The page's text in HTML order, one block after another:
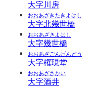
大字川房
おおあざきたきよはし
大字北幾世橋
おおあざきよはし
大字幾世橋
おおあざごんげんどう
大字権現堂
おおあざさかい
大字酒井